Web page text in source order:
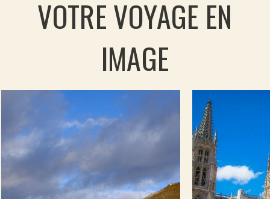
Marcos. D'une manière générale le cœur
historique est plaisant, depuis la plaza Mayor
vous pourrez déambuler à votre gré dans les
vieilles rues de la ville.
Fin du programme et des prestations à León en
fin d'après-midi.
VOTRE VOYAGE EN
IMAGE